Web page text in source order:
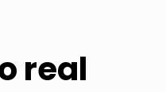
real